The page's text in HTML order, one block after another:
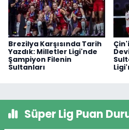
Brezilya Karşısında Tarih
Yazdık: Milletler Ligi'nde
Şampiyon Filenin
Sultanları
Süper Lig Puan